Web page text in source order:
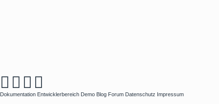
Dokumentation Entwicklerbereich Demo Blog Forum Datenschutz Impressum